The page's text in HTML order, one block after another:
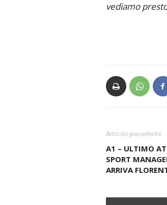
vediamo
Articolo precedente
A1 – ULTIMO
SPORT
ARRIVA